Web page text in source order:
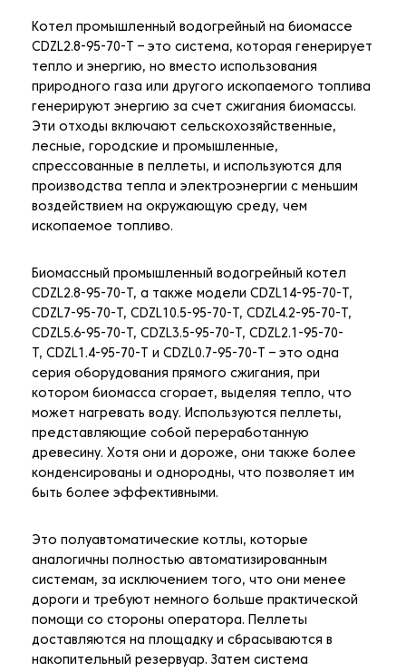
Котел промышленный водогрейный на биомассе
CDZL2.8-95-70-T – это система, которая генерирует
тепло и энергию, но вместо использования
природного газа или другого ископаемого топлива
генерируют энергию за счет сжигания биомассы.
Эти отходы включают сельскохозяйственные,
лесные, городские и промышленные,
спрессованные в пеллеты, и используются для
производства тепла и электроэнергии с меньшим
воздействием на окружающую среду, чем
ископаемое топливо.
Биомассный промышленный водогрейный котел
CDZL2.8-95-70-T, а также модели CDZL14-95-70-T,
CDZL7-95-70-T, CDZL10.5-95-70-T, CDZL4.2-95-70-T,
CDZL5.6-95-70-T, CDZL3.5-95-70-T, CDZL2.1-95-70-
T, CDZL1.4-95-70-T и CDZL0.7-95-70-T – это одна
серия оборудования прямого сжигания, при
котором биомасса сгорает, выделяя тепло, что
может нагревать воду. Используются пеллеты,
представляющие собой переработанную
древесину. Хотя они и дороже, они также более
конденсированы и однородны, что позволяет им
быть более эффективными.
Это полуавтоматические котлы, которые
аналогичны полностью автоматизированным
системам, за исключением того, что они менее
дороги и требуют немного больше практической
помощи со стороны оператора. Пеллеты
доставляются на площадку и сбрасываются в
накопительный резервуар. Затем система